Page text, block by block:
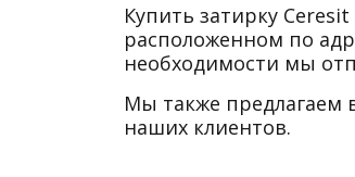
Купить затирку
расположенном по
необходимости мы
Мы также предлагаем
наших клиентов.